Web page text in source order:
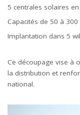
5 centrales solaires
Capacités de 50 à 300
Implantation dans 5
Ce découpage vise à
la distribution et
national.